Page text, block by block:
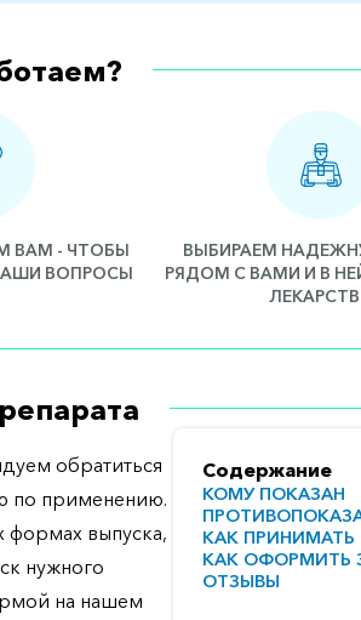
ВАМ - ЧТОБЫ
ВОПРОСЫ
ВЫБИРАЕМ
РЯДОМ С ВАМИ И В
Содержание
КОМУ ПОКАЗАН
КАК ПРИНИМАТЬ
КАК ОФОРМИТЬ
ОТЗЫВЫ
обратиться
по применению.
формах выпуска,
нужного
на нашем